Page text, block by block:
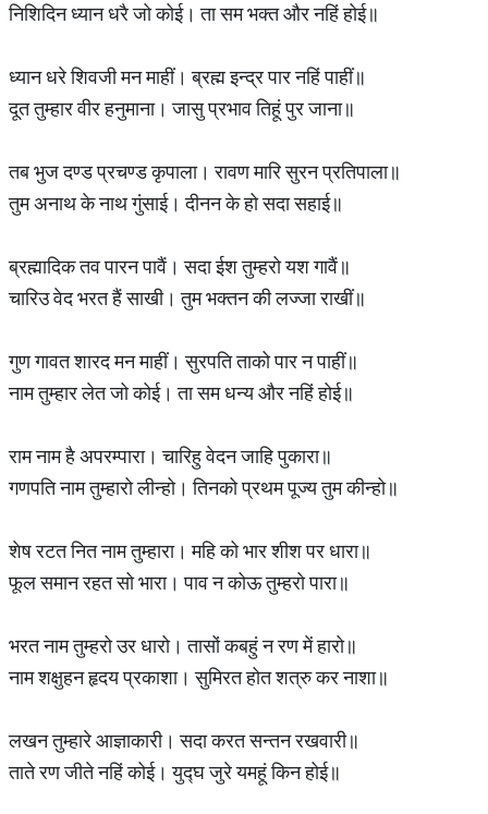
निशिदिन ध्यान धरै जो कोई। ता सम भक्त और नहिं होई॥
ध्यान धरे शिवजी मन माहीं। ब्रह्म इन्द्र पार नहिं पाहीं॥
दूत तुम्हार वीर हनुमाना। जासु प्रभाव तिहूं पुर जाना॥
तब भुज दण्ड प्रचण्ड कृपाला। रावण मारि सुरन प्रतिपाला॥
तुम अनाथ के नाथ गुंसाई। दीनन के हो सदा सहाई॥
ब्रह्मादिक तव पारन पावैं। सदा ईश तुम्हरो यश गावैं॥
चारिउ वेद भरत हैं साखी। तुम भक्तन की लज्जा राखीं॥
गुण गावत शारद मन माहीं। सुरपति ताको पार न पाहीं॥
नाम तुम्हार लेत जो कोई। ता सम धन्य और नहिं होई॥
राम नाम है अपरम्पारा। चारिहु वेदन जाहि पुकारा॥
गणपति नाम तुम्हारो लीन्हो। तिनको प्रथम पूज्य तुम कीन्हो॥
शेष रटत नित नाम तुम्हारा। महि को भार शीश पर धारा॥
फूल समान रहत सो भारा। पाव न कोऊ तुम्हरो पारा॥
भरत नाम तुम्हरो उर धारो। तासों कबहुं न रण में हारो॥
नाम शक्षुहन हृदय प्रकाशा। सुमिरत होत शत्रु कर नाशा॥
लखन तुम्हारे आज्ञाकारी। सदा करत सन्तन रखवारी॥
ताते रण जीते नहिं कोई। युद्घ जुरे यमहूं किन होई॥